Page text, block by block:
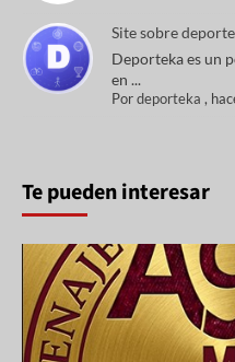
Site sobre
Deporteka es un
en ...
Pordeporteka ,
Te pueden interesar